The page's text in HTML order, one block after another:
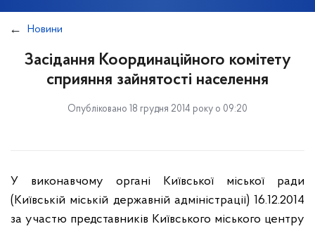
Новини
Засідання Координаційного комітету
сприяння зайнятості населення
Опубліковано 18 грудня 2014 року о 09:20
У виконавчому органі Київської міської ради
(Київській міській державній адміністрації) 16.12.2014
за участю представників Київського міського центру